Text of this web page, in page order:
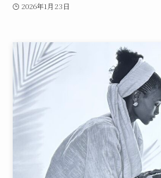
2026年1月23日